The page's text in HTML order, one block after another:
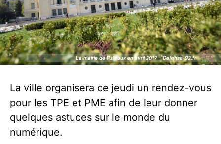
La mairie de Puteaux en avril 2017 - Defense-92.fr
La mairie de Puteaux en avril 2017 - Defense-92.fr
La ville organisera ce jeudi un rendez-vous
pour les TPE et PME afin de leur donner
quelques astuces sur le monde du
numérique.